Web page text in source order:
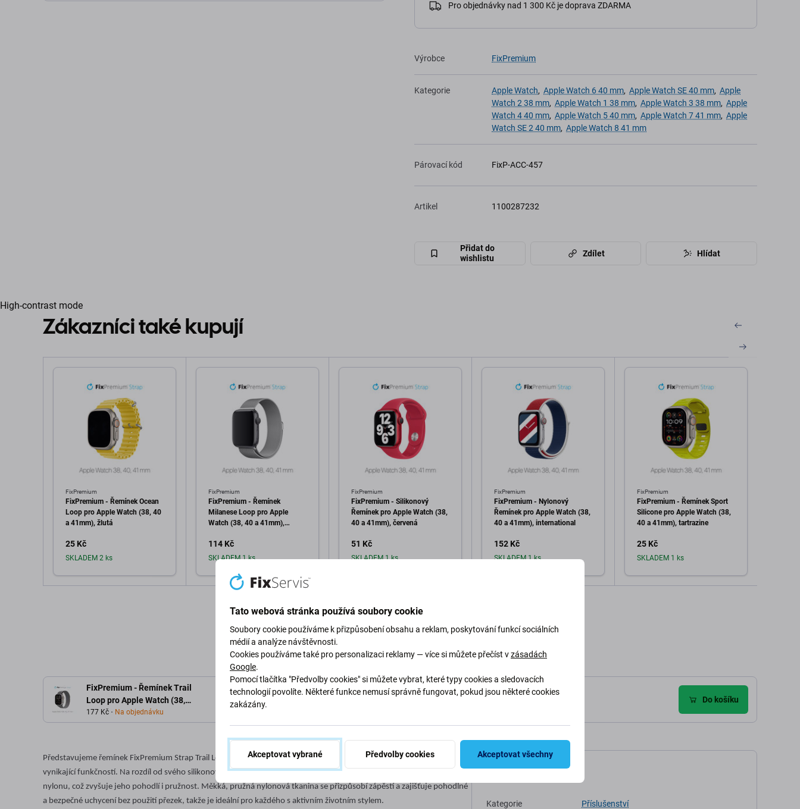
Pro objednávky nad 1 300 Kč je doprava ZDARMA
Výrobce FixPremium
Kategorie Apple Watch, Apple Watch 6 40 mm, Apple Watch SE 40 mm, Apple
Watch 2 38 mm, Apple Watch 1 38 mm, Apple Watch 3 38 mm, Apple
Watch 4 40 mm, Apple Watch 5 40 mm, Apple Watch 7 41 mm, Apple
Watch SE 2 40 mm, Apple Watch 8 41 mm
Párovací kód FixP-ACC-457
Artikel 1100287232
Přidat do
wishlistu
Zdílet Hlídat
High-contrast mode
Zákazníci také kupují
FixPremium
FixPremium - Řemínek Ocean
Loop pro Apple Watch (38, 40
a 41mm), žlutá
25 Kč
SKLADEM 2 ks
FixPremium
FixPremium - Řemínek
Milanese Loop pro Apple
Watch (38, 40 a 41mm),
114 Kč
SKLADEM 1 ks
FixPremium
FixPremium - Silikonový
Řemínek pro Apple Watch (38,
40 a 41mm), červená
51 Kč
SKLADEM 1 ks
FixPremium
FixPremium - Nylonový
Řemínek pro Apple Watch (38,
40 a 41mm), international
152 Kč
SKLADEM 1 ks
FixPremium
FixPremium - Řemínek Sport
Silicone pro Apple Watch (38,
40 a 41mm), tartrazine
25 Kč
SKLADEM 1 ks
FixPremium - Řemínek Trail
Loop pro Apple Watch (38,
40 a 41mm), šedá
177 Kč Na objednávku
Popis a specifikace Doprava a vrácení Do košíku
Představujeme řemínek FixPremium Strap Trail Loop pro Apple Watch, který mistrně kombinuje elegantní estetiku s
vynikající funkčností. Na rozdíl od svého silikonového protějšku je tento řemínek složitě tkaný z vysoce kvalitního
nylonu, což zvyšuje jeho pohodlí i pružnost. Měkká, pružná nylonová tkanina se přizpůsobí zápěstí a zajišťuje pohodlné
a bezpečné uchycení bez použití přezek, takže je ideální pro každého s aktivním životním stylem.
Specifikace
Kategorie Příslušenství
Tato webová stránka používá soubory cookie
Soubory cookie používáme k přizpůsobení obsahu a reklam, poskytování funkcí sociálních
médií a analýze návštěvnosti.
Cookies používáme také pro personalizaci reklamy — více si můžete přečíst vzásadách
Google.
Pomocí tlačítka "Předvolby cookies" si můžete vybrat, které typy cookies a sledovacích
technologií povolíte. Některé funkce nemusí správně fungovat, pokud jsou některé cookies
zakázány.
Akceptovat vybrané Předvolby cookies Akceptovat všechny